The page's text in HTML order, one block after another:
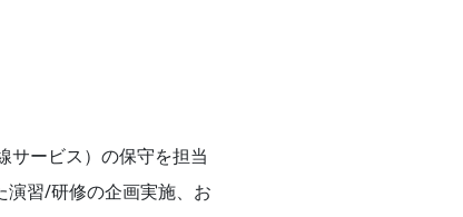
サービス）の保守を担当
演習/研修の企画実施、お